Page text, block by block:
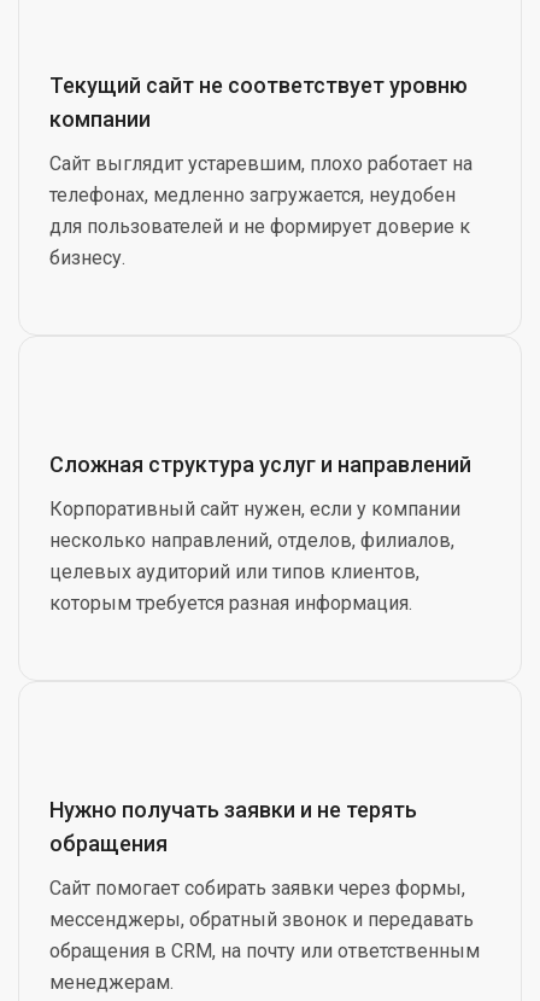
Текущий сайт не соответствует уровню
компании
Сайт выглядит устаревшим, плохо работает на
телефонах, медленно загружается, неудобен
для пользователей и не формирует доверие к
бизнесу.
Сложная структура услуг и направлений
Корпоративный сайт нужен, если у компании
несколько направлений, отделов, филиалов,
целевых аудиторий или типов клиентов,
которым требуется разная информация.
Нужно получать заявки и не терять
обращения
Сайт помогает собирать заявки через формы,
мессенджеры, обратный звонок и передавать
обращения в CRM, на почту или ответственным
менеджерам.